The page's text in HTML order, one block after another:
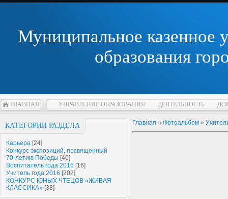
Муниципальное казенное
образования
ГЛАВНАЯ УПРАВЛЕНИЕ ОБРАЗОВАНИЯ ДЕЯТЕЛЬНОСТЬ
КАТЕГОРИИ РАЗДЕЛА
Карьера [24]
Конкурс экспозиций, посвященный
70-летию Победы [40]
Воспитатель года 2016 [16]
Учитель года 2016 [202]
КОНКУРС ЮНЫХ ЧТЕЦОВ «ЖИВАЯ
КЛАССИКА» [38]
Главная » Фотоальбом »